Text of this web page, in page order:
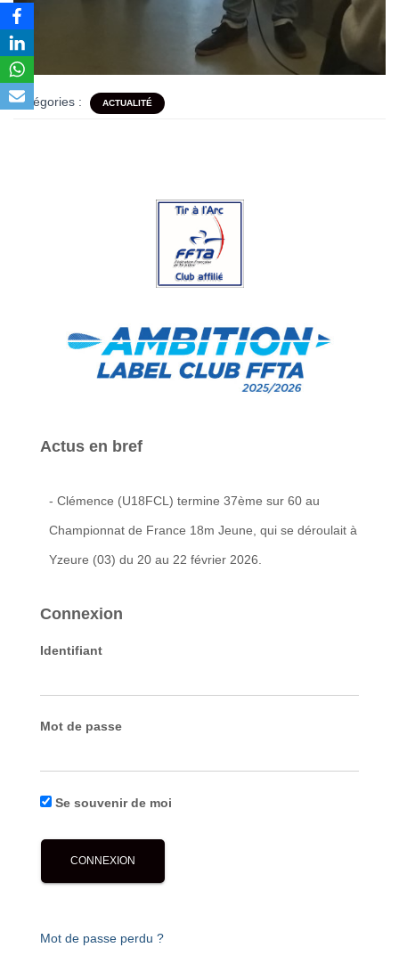
Catégories : ACTUALITÉ
Actus en bref
- Clémence (U18FCL) termine 37ème sur 60 au
Championnat de France 18m Jeune, qui se déroulait à
Yzeure (03) du 20 au 22 février 2026.
Connexion
Identifiant
Mot de passe
Se souvenir de moi
Mot de passe perdu ?